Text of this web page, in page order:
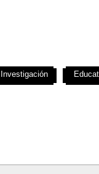
Investigación